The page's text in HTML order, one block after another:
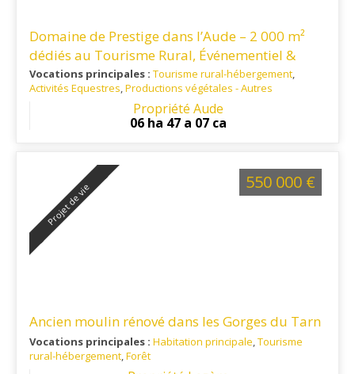
Domaine de Prestige dans l’Aude – 2 000 m²
dédiés au Tourisme Rural, Événementiel &
Séminaires
Vocations principales : Tourisme rural-hébergement,
Activités Equestres,Productions végétales - Autres
: Le domaine bénéficie d’une situation
géographique stratégique, 15 minutes de Castelnaudary, 45
minutes de Carcassonne et de son aéroport international.
Propriété Aude
06 ha 47 a 07 ca
Projet de vie
Ancien moulin rénové dans les Gorges du Tarn
Vocations principales : Habitation principale,Tourisme
rural-hébergement,Forêt
550 000 €